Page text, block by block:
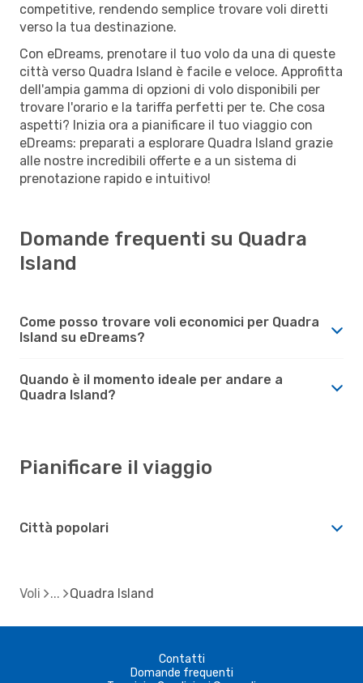
competitive, rendendo semplice trovare voli diretti
verso la tua destinazione.
Con eDreams, prenotare il tuo volo da una di queste
città verso Quadra Island è facile e veloce. Approfitta
dell'ampia gamma di opzioni di volo disponibili per
trovare l'orario e la tariffa perfetti per te. Che cosa
aspetti? Inizia ora a pianificare il tuo viaggio con
eDreams: preparati a esplorare Quadra Island grazie
alle nostre incredibili offerte e a un sistema di
prenotazione rapido e intuitivo!
Domande frequenti su Quadra
Island
Come posso trovare voli economici per Quadra
Island su eDreams?
Quando è il momento ideale per andare a
Quadra Island?
Pianificare il viaggio
Città popolari
Voli Quadra Island
Contatti
Domande frequenti